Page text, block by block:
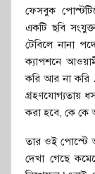
ফেসবুক
একটি ছবি
টেবিলে নানা
ক্যাপশনে
করি আর না
গ্রহণযোগ্যতায়
করা হবে, কে কে
তার ওই পোস্টে
দেখা গেছে